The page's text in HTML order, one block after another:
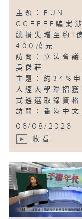
主題：FUN
COFFEE騙案
總損失增至約1
400萬元
訪問：立法會議
吳傑莊
主題：約34%申
人經大學聯招獲
式遴選取錄資格
訪問：香港中
06/08/2026
收看